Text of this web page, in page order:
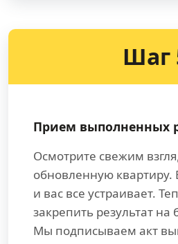
Шаг
Прием выполненных
Осмотрите свежим
обновленную квартиру.
и вас все устраивает.
закрепить результат на
Мы подписываем акт